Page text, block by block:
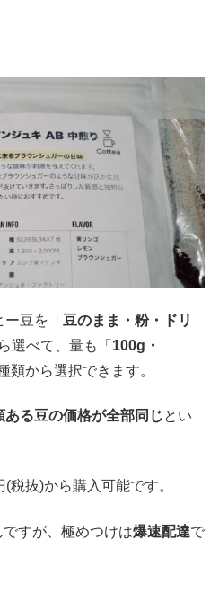
豆を「 豆のまま・粉・ドリ
選べて、量も「 100g・
類から選択できます。
ある豆の価格が全部同じとい
税抜)から購入可能です。
すが、極めつけは爆速配達で